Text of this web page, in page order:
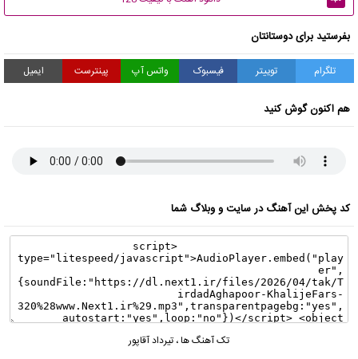
بفرستید برای دوستانتان
تلگرام توییتر فیسبوک واتس آپ پینترست ایمیل
هم اکنون گوش کنید
کد پخش این آهنگ در سایت و وبلاگ شما
تک آهنگ ها، تیرداد آقاپور